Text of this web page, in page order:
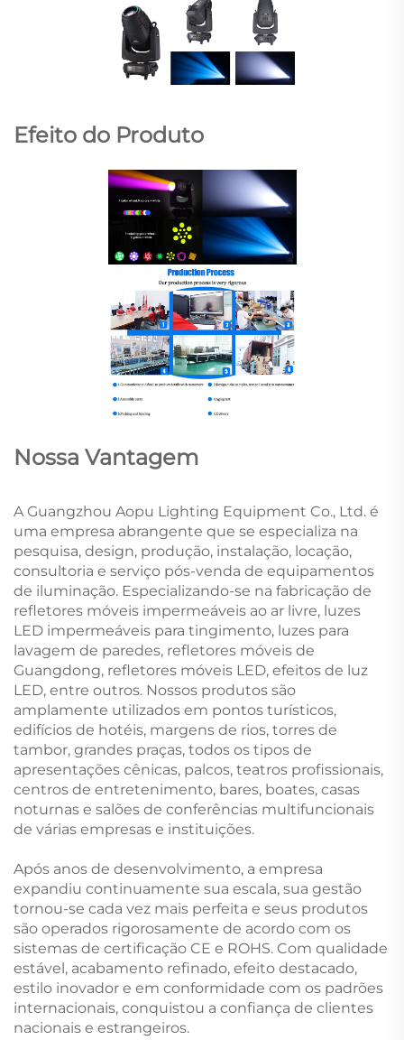
Efeito do Produto
Nossa Vantagem
A Guangzhou Aopu Lighting Equipment Co., Ltd. é
uma empresa abrangente que se especializa na
pesquisa, design, produção, instalação, locação,
consultoria e serviço pós-venda de equipamentos
de iluminação. Especializando-se na fabricação de
refletores móveis impermeáveis ao ar livre, luzes
LED impermeáveis para tingimento, luzes para
lavagem de paredes, refletores móveis de
Guangdong, refletores móveis LED, efeitos de luz
LED, entre outros. Nossos produtos são
amplamente utilizados em pontos turísticos,
edifícios de hotéis, margens de rios, torres de
tambor, grandes praças, todos os tipos de
apresentações cênicas, palcos, teatros profissionais,
centros de entretenimento, bares, boates, casas
noturnas e salões de conferências multifuncionais
de várias empresas e instituições.
Após anos de desenvolvimento, a empresa
expandiu continuamente sua escala, sua gestão
tornou-se cada vez mais perfeita e seus produtos
são operados rigorosamente de acordo com os
sistemas de certificação CE e ROHS. Com qualidade
estável, acabamento refinado, efeito destacado,
estilo inovador e em conformidade com os padrões
internacionais, conquistou a confiança de clientes
nacionais e estrangeiros.